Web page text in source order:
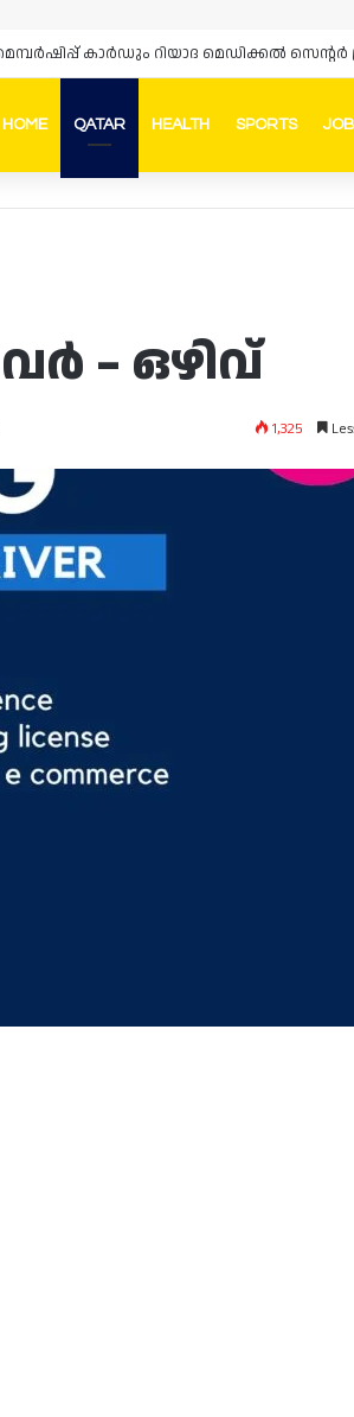
കാർഡും റിയാദ മെഡിക്കൽ
HOME QATAR HEALTH SPORTS
– ഒഴിവ്
1,325